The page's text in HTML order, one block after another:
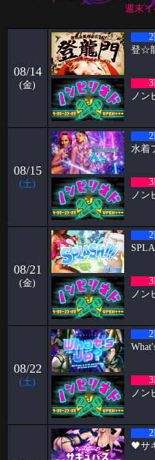
祝🎊🎊5周年🦋🦋と雨の日の公
ハプニングバーのスタッフをやら
いつもPapillon
2026-06-09
パンブログ「雨の日」
お久しぶりです！ スタッフのパン
去りましたね。
2026-06-03
🥳5月女子抽選🥳
🦋🉐女性様特典🉐🦋 🤩5月の抽選
7380 当選
2026-05-15
すずブログ🦋パピヨン週末イ
お久しぶりです！ すずです🔔🔔🔔
ます㊗️ い
2026-05-11
2026.06.26&27&28 Papillon 5th
こんにちは、こんばんは、おは
Papillonがオープンし、早
2026-05-04
🥳4月女子抽選🥳
🦋🉐女性様特典🉐🦋 🤩4月の抽選
586 当選
2026-04-01
🥳3月女子抽選🥳
週末イ
08/14
(金)
登‪☆
ノン
08/15
(土)
水着
ノン
08/21
(金)
ノン
08/22
(土)
ノン
🖤サ